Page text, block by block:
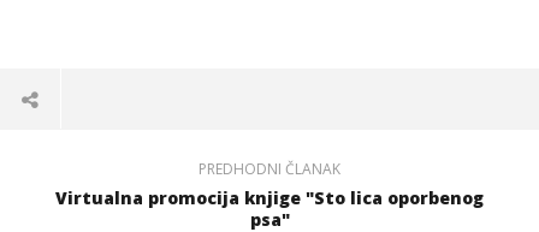
PREDHODNI ČLANAK
Virtualna promocija knjige "Sto lica oporbenog
psa"